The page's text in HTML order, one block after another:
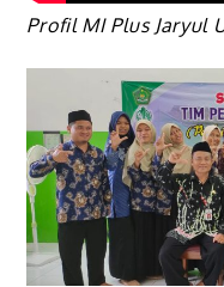
Profil MI Plus Jaryul